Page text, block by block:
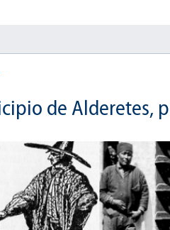
de Alderetes,